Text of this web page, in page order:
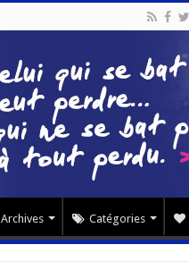
Archives Catégories